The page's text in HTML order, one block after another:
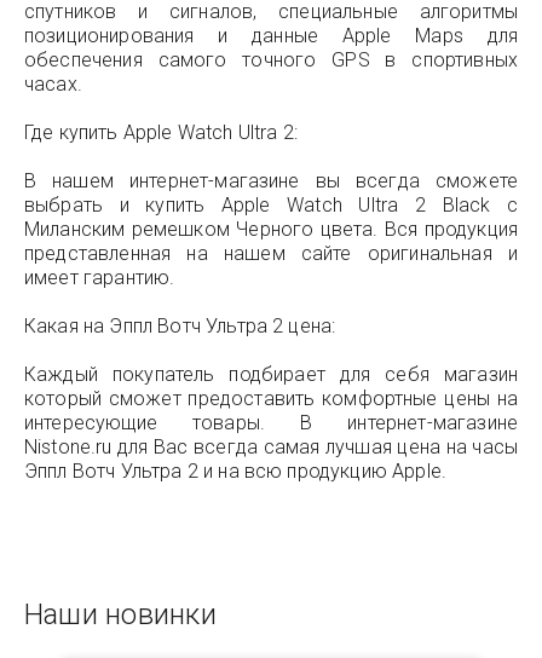
спутников и сигналов, специальные алгоритмы
позиционирования и данные Apple Maps для
обеспечения самого точного GPS в спортивных
часах.
Где купить Apple Watch Ultra 2:
В нашем интернет-магазине вы всегда сможете
выбрать и купить Apple Watch Ultra 2 Black с
Миланским ремешком Черного цвета. Вся продукция
представленная на нашем сайте оригинальная и
имеет гарантию.
Какая на Эппл Вотч Ультра 2 цена:
Каждый покупатель подбирает для себя магазин
который сможет предоставить комфортные цены на
интересующие товары. В интернет-магазине
Nistone.ru для Вас всегда самая лучшая цена на часы
Эппл Вотч Ультра 2 и на всю продукцию Apple.
Наши новинки